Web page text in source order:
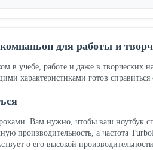
для работы и
в учебе, работе и даже в творческих
характеристиками готов
Вам нужно, чтобы ваш ноутбук
производительность, а частота
о его высокой